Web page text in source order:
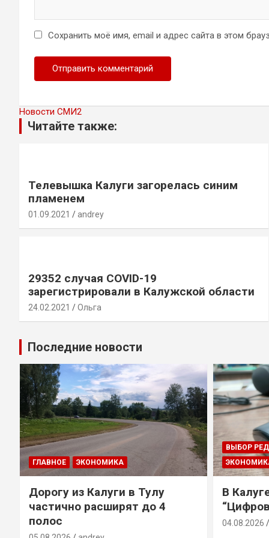
Сохранить моё имя, email и адрес сайта в этом
Новости СМИ2
Читайте также:
Телевышка Калуги загорелась синим
пламенем
01.09.2021 andrey
29352 случая COVID-19
зарегистрировали в Калужской области
24.02.2021 Ольга
Последние новости
ГЛАВНОЕ ЭКОНОМИКА
Дорогу из Калуги в Тулу
частично расширят до 4
полос
ВЫБОР
В
04.08.2026